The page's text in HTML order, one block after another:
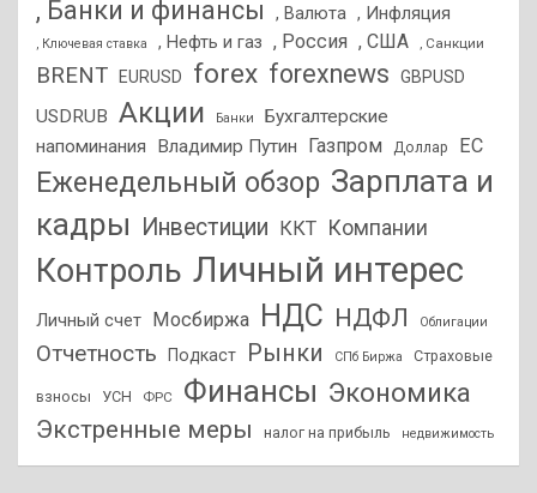
, Банки и финансы , Валюта , Инфляция
, Ключевая ставка , Нефть и газ , Россия , США , Санкции
BRENT EURUSD forex forexnews GBPUSD
USDRUB Акции Банки
Бухгалтерские
напоминания
Владимир Путин Газпром Доллар ЕС
Еженедельный обзор Зарплата и
кадры
Инвестиции ККТ Компании
Контроль Личный интерес
Личный счет Мосбиржа НДС НДФЛ Облигации
Отчетность Подкаст Рынки СПб Биржа Страховые
взносы УСН ФРС Финансы Экономика
Экстренные меры налог на прибыль недвижимость